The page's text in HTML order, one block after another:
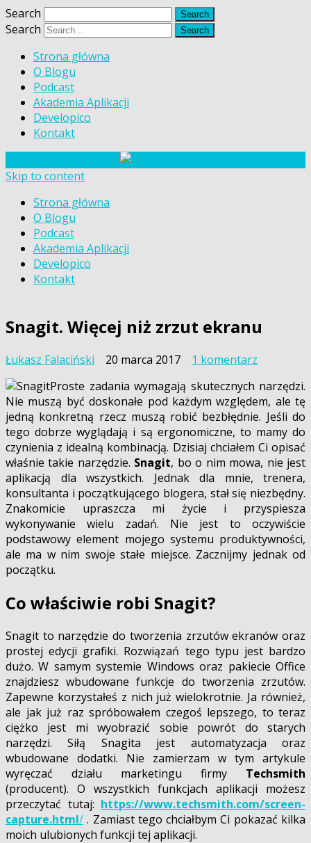
Search
Search
Strona główna
O Blogu
Podcast
Akademia Aplikacji
Developico
Kontakt
Skip to content
Strona główna
O Blogu
Podcast
Akademia Aplikacji
Developico
Kontakt
Snagit. Więcej niż zrzut ekranu
Łukasz Falaciński 20 marca 2017 1 komentarz
Więcej
niż
zrzut
ekranu
Proste zadania wymagają skutecznych narzędzi.
Nie muszą być doskonałe pod każdym względem, ale tę
jedną konkretną rzecz muszą robić bezbłędnie. Jeśli do
tego dobrze wyglądają i są ergonomiczne, to mamy do
czynienia z idealną kombinacją. Dzisiaj chciałem Ci opisać
właśnie takie narzędzie. Snagit, bo o nim mowa, nie jest
aplikacją dla wszystkich. Jednak dla mnie, trenera,
konsultanta i początkującego blogera, stał się niezbędny.
Znakomicie upraszcza mi życie i przyspiesza
wykonywanie wielu zadań. Nie jest to oczywiście
podstawowy element mojego systemu produktywności,
ale ma w nim swoje stałe miejsce. Zacznijmy jednak od
początku.
Co właściwie robi Snagit?
Snagit to narzędzie do tworzenia zrzutów ekranów oraz
prostej edycji grafiki. Rozwiązań tego typu jest bardzo
dużo. W samym systemie Windows oraz pakiecie Office
znajdziesz wbudowane funkcje do tworzenia zrzutów.
Zapewne korzystałeś z nich już wielokrotnie. Ja również,
ale jak już raz spróbowałem czegoś lepszego, to teraz
ciężko jest mi wyobrazić sobie powrót do starych
narzędzi. Siłą Snagita jest automatyzacja oraz
wbudowane dodatki. Nie zamierzam w tym artykule
wyręczać działu marketingu firmy Techsmith
(producent). O wszystkich funkcjach aplikacji możesz
przeczytać tutaj: https://www.techsmith.com/screen-
capture.html/ . Zamiast tego chciałbym Ci pokazać kilka
moich ulubionych funkcji tej aplikacji.